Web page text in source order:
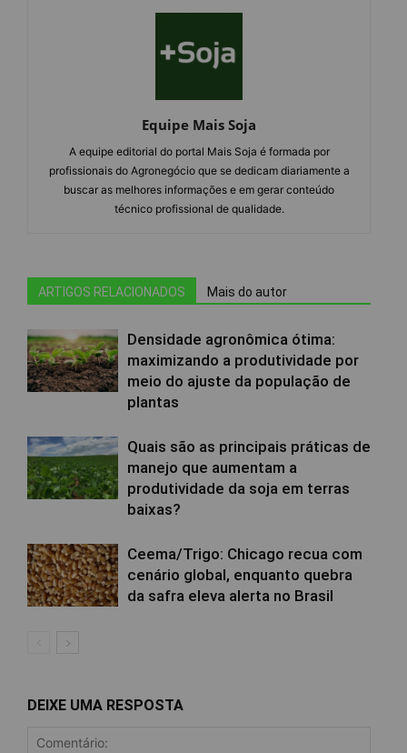
Equipe Mais Soja
A equipe editorial do portal Mais Soja é formada por
profissionais do Agronegócio que se dedicam diariamente a
buscar as melhores informações e em gerar conteúdo
técnico profissional de qualidade.
ARTIGOS RELACIONADOS Mais do autor
Densidade agronômica ótima:
maximizando a produtividade por
meio do ajuste da população de
plantas
Quais são as principais práticas de
manejo que aumentam a
produtividade da soja em terras
baixas?
Ceema/Trigo: Chicago recua com
cenário global, enquanto quebra
da safra eleva alerta no Brasil
DEIXE UMA RESPOSTA